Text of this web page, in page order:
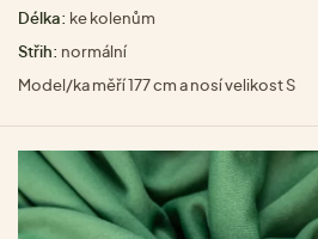
Délka: ke kolenům
Střih: normální
Model/ka měří 177 cm a nosí velikost S